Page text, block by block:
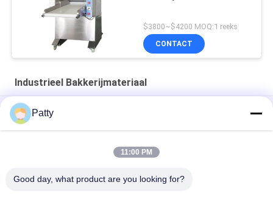
$3800~$4200 MOQ:1 reeks
CONTACT
Industrieel Bakkerijmateriaal
Het Ei van HONGXIN 1000w het Schilderen Machine voor
Ananascakes
Patty
11:00 PM
Good day, what product are you looking for?